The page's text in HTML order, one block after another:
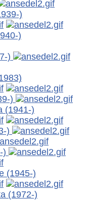
)
)
)
)
(1941-)
)
)
(1945-)
(1972-)